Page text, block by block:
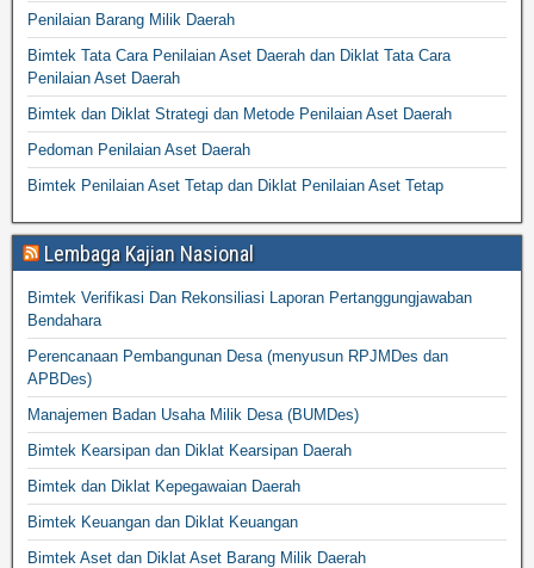
Penilaian Barang Milik Daerah
Bimtek Tata Cara Penilaian Aset Daerah dan Diklat Tata Cara
Penilaian Aset Daerah
Bimtek dan Diklat Strategi dan Metode Penilaian Aset Daerah
Pedoman Penilaian Aset Daerah
Bimtek Penilaian Aset Tetap dan Diklat Penilaian Aset Tetap
Lembaga Kajian Nasional
Bimtek Verifikasi Dan Rekonsiliasi Laporan Pertanggungjawaban
Bendahara
Perencanaan Pembangunan Desa (menyusun RPJMDes dan
APBDes)
Manajemen Badan Usaha Milik Desa (BUMDes)
Bimtek Kearsipan dan Diklat Kearsipan Daerah
Bimtek dan Diklat Kepegawaian Daerah
Bimtek Keuangan dan Diklat Keuangan
Bimtek Aset dan Diklat Aset Barang Milik Daerah